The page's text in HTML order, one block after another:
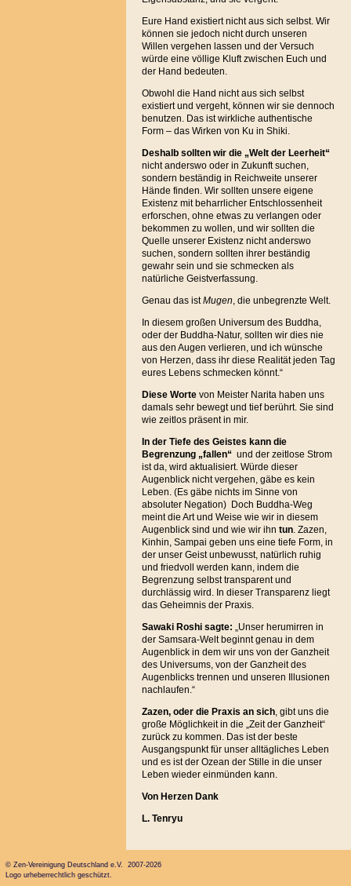
Eure Hand existiert nicht aus sich selbst. Wir
können sie jedoch nicht durch unseren
Willen vergehen lassen und der Versuch
würde eine völlige Kluft zwischen Euch und
der Hand bedeuten.
Obwohl die Hand nicht aus sich selbst
existiert und vergeht, können wir sie dennoch
benutzen. Das ist wirkliche authentische
Form – das Wirken von Ku in Shiki.
Deshalb sollten wir die „Welt der Leerheit“
nicht anderswo oder in Zukunft suchen,
sondern beständig in Reichweite unserer
Hände finden. Wir sollten unsere eigene
Existenz mit beharrlicher Entschlossenheit
erforschen, ohne etwas zu verlangen oder
bekommen zu wollen, und wir sollten die
Quelle unserer Existenz nicht anderswo
suchen, sondern sollten ihrer beständig
gewahr sein und sie schmecken als
natürliche Geistverfassung.
Genau das istMugen, die unbegrenzte Welt.
In diesem großen Universum des Buddha,
oder der Buddha-Natur, sollten wir dies nie
aus den Augen verlieren, und ich wünsche
von Herzen, dass ihr diese Realität jeden Tag
eures Lebens schmecken könnt.“
Diese Wortevon Meister Narita haben uns
damals sehr bewegt und tief berührt. Sie sind
wie zeitlos präsent in mir.
In der Tiefe des Geistes kann die
Begrenzung „fallen“ und der zeitlose Strom
ist da, wird aktualisiert. Würde dieser
Augenblick nicht vergehen, gäbe es kein
Leben. (Es gäbe nichts im Sinne von
absoluter Negation) Doch Buddha-Weg
meint die Art und Weise wie wir in diesem
Augenblick sind und wie wir ihn tun. Zazen,
Kinhin, Sampai geben uns eine tiefe Form, in
der unser Geist unbewusst, natürlich ruhig
und friedvoll werden kann, indem die
Begrenzung selbst transparent und
durchlässig wird. In dieser Transparenz liegt
das Geheimnis der Praxis.
Sawaki Roshi sagte: „Unser herumirren in
der Samsara-Welt beginnt genau in dem
Augenblick in dem wir uns von der Ganzheit
des Universums, von der Ganzheit des
Augenblicks trennen und unseren Illusionen
nachlaufen.“
Zazen, oder die Praxis an sich, gibt uns die
große Möglichkeit in die „Zeit der Ganzheit“
zurück zu kommen. Das ist der beste
Ausgangspunkt für unser alltägliches Leben
und es ist der Ozean der Stille in die unser
Leben wieder einmünden kann.
Von Herzen Dank
L. Tenryu
© Zen-Vereinigung Deutschland e.V. 2007-2026
Logo urheberrechtlich geschützt.